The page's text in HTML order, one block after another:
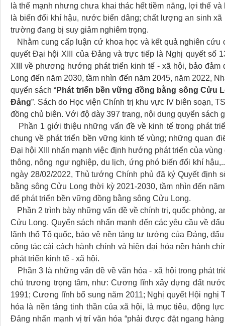
là thế mạnh nhưng chưa khai thác hết tiềm năng, lợi thế
là biến đổi khí hậu, nước biển dâng; chất lượng an sinh
trường đang bị suy giảm nghiêm trọng.
Nhằm cung cấp luận cứ khoa học và kết quả nghiên
quyết Đại hội XIII của Đảng và trực tiếp là Nghị quyết số
XIII về phương hướng phát triển kinh tế - xã hội, bảo
Long đến năm 2030, tầm nhìn đến năm 2045, năm 2022,
quyển sách “Phát triển bền vững đồng bằng sông Cửu
Đảng”. Sách do Học viện Chính trị khu vực IV biên soạn,
đồng chủ biên. Với độ dày 397 trang, nội dung quyển sách
Phần 1 giới thiệu những vấn đề về kinh tế trong phát
chung về phát triển bền vững kinh tế vùng; những quan
Đại hội XIII nhấn mạnh việc định hướng phát triển của
thông, nông ngư nghiệp, du lịch, ứng phó biến đổi khí
ngày 28/02/2022, Thủ tướng Chính phủ đã ký Quyết định
bằng sông Cửu Long thời kỳ 2021-2030, tầm nhìn đến
để phát triển bền vững đồng bằng sông Cửu Long.
Phần 2 trình bày những vấn đề về chính trị, quốc phòng,
Cửu Long. Quyển sách nhấn mạnh đến các yêu cầu về
lãnh thổ Tổ quốc, bảo vệ nền tảng tư tưởng của Đảng,
công tác cải cách hành chính và hiện đại hóa nền hành
phát triển kinh tế - xã hội.
Phần 3 là những vấn đề về văn hóa - xã hội trong phát
chủ trương trọng tâm, như: Cương lĩnh xây dựng đất
1991; Cương lĩnh bổ sung năm 2011; Nghị quyết Hội nghị
hóa là nền tảng tinh thần của xã hội, là mục tiêu, động
Đảng nhấn mạnh vị trí văn hóa “phải được đặt ngang